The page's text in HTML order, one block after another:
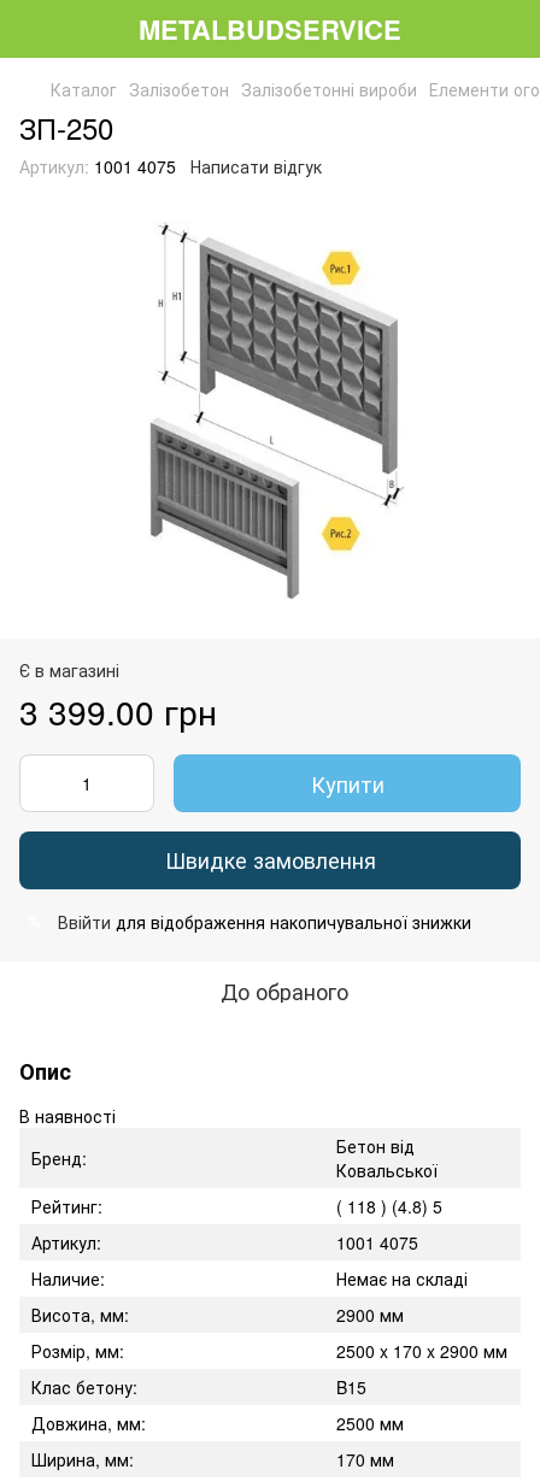
METALBUDSERVICE
Каталог Залізобетон Залізобетонні вироби Елементи
ЗП-250
Артикул: 1001 4075 Написати відгук
Є в магазині
3 399.00 грн
Купити
Швидке замовлення
Ввійти для відображення накопичувальної знижки
До обраного
Опис
В наявності
Бренд:
Бетон від
Ковальської
Рейтинг:
( 118 ) (4.8) 5
Артикул:
1001 4075
Наличие:
Немає на складі
Висота, мм:
2900 мм
Розмір, мм:
2500 x 170 x 2900 мм
Клас бетону:
B15
Довжина, мм:
2500 мм
Ширина, мм:
170 мм